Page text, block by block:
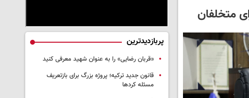
پربازدیدترین
«قربان رضایی» را به عنوان شهید معرفی کنید
قانون جدید ترکیه؛ پروژه بزرگ‌ برای بازتعریف
مسئله کردها